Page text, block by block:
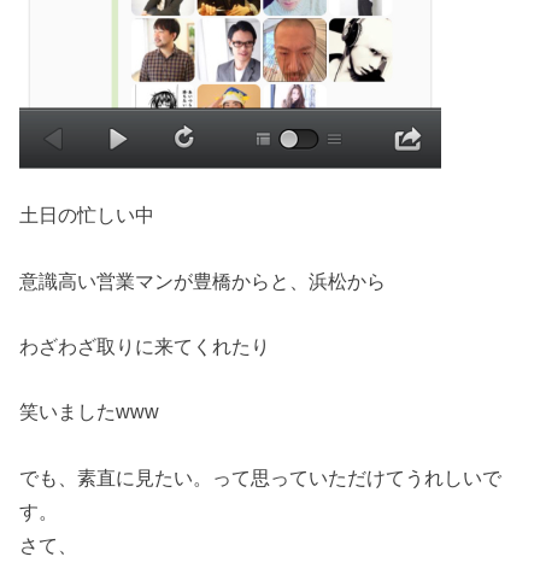
土日の忙しい中
意識高い営業マンが豊橋からと、浜松から
わざわざ取りに来てくれたり
笑いましたwww
でも、素直に見たい。って思っていただけてうれしいで
す。
さて、